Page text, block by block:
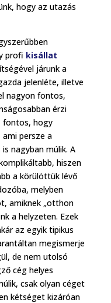
hogy az utazás
profi kisállat
járunk a
jelenléte, illetve
nagyon fontos,
érzi
fontos, hogy
persze a
nagyban múlik. A
hiszen
a körülöttük lévő
melyben
amiknek „otthon
a helyzeten. Ezek
az egyik tipikus
megismerje
de nem utolsó
cég helyes
csak olyan céget
kétséget kizáróan